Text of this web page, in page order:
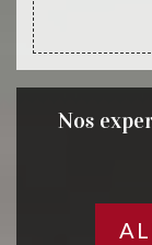
Nos